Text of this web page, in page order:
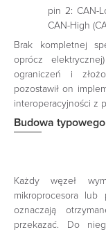
pin 2: CAN-
CAN-High
Brak kompletnej
oprócz
ograniczeń i
pozostawił on
interoperacyjności z
Budowa
Każdy węzeł
mikroprocesora
oznaczają
przekazać. Do